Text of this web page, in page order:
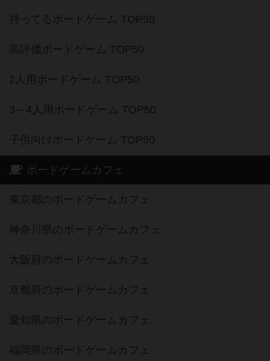
持ってるボードゲーム TOP50
高評価ボードゲーム TOP50
2人用ボードゲーム TOP50
3～4人用ボードゲーム TOP50
子供向けボードゲーム TOP50
ボードゲームカフェ
東京都のボードゲームカフェ
神奈川県のボードゲームカフェ
大阪府のボードゲームカフェ
京都府のボードゲームカフェ
愛知県のボードゲームカフェ
福岡県のボードゲームカフェ